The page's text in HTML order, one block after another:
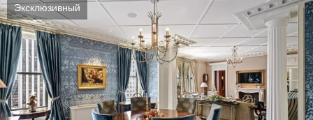
Эксклюзивный